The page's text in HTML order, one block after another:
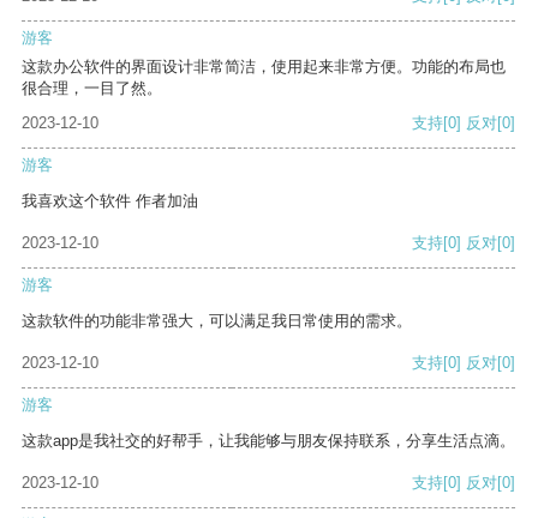
游客
这款办公软件的界面设计非常简洁，使用起来非常方便。功能的布局也
很合理，一目了然。
2023-12-10
支持[0] 反对[0]
游客
我喜欢这个软件 作者加油
2023-12-10 支持[0] 反对[0]
游客
这款软件的功能非常强大，可以满足我日常使用的需求。
2023-12-10 支持[0] 反对[0]
游客
这款app是我社交的好帮手，让我能够与朋友保持联系，分享生活点滴。
2023-12-10 支持[0] 反对[0]